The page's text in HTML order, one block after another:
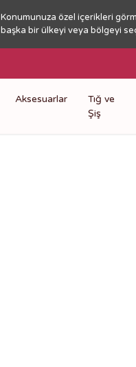
Konumunuza özel içerikleri
başka bir ülkeyi veya bölgeyi
Aksesuarlar
Tığ ve
Şiş